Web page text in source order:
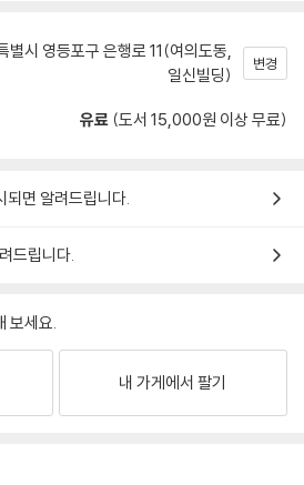
별시 영등포구 은행로 11(여의도동,
일신빌딩)
변경
유료 (도서 15,000원 이상 무료)
되면 알려드립니다.
드립니다.
보세요.
내 가게에서 팔기